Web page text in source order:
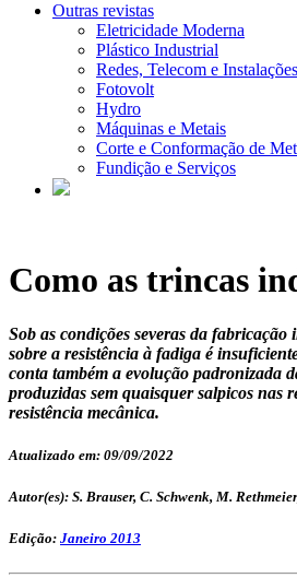
Outras revistas
Eletricidade Moderna
Plástico Industrial
Redes, Telecom e Instalações
Fotovolt
Hydro
Máquinas e Metais
Corte e Conformação de
Fundição e Serviços
Como as trincas
Sob as condições severas da
sobre a resistência à fadiga é
conta também a evolução padronizada
produzidas sem quaisquer salpicos nas
resistência mecânica.
Atualizado em: 09/09/2022
Autor(es): S. Brauser, C. Schwenk, M.
Edição: Janeiro 2013